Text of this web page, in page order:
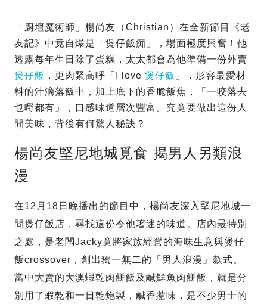
「廚壇魔術師」楊尚友（Christian）在全新節目《老
友記》中竟自爆是「煲仔飯痴」，場面極度興奮！他
透露每年生日除了蛋糕，太太都會為他準備一份外賣
煲仔飯 ，更肉緊高呼「I love 煲仔飯 」，形容最愛材
料的汁滴落飯中，加上底下的香脆飯焦，「一咬落去
乜嘢都有」，口感味道層次豐富。究竟要做出這份人
間美味，背後有何驚人秘訣？
楊尚友堅尼地城覓食 揭男人另類浪
漫
在12月18日晚播出的節目中，楊尚友深入堅尼地城一
間煲仔飯店，尋找這份令他著迷的味道。店內最特別
之處，是老闆Jacky竟將家族經營的海味生意與煲仔
飯crossover，創出獨一無二的「男人浪漫」款式。
當中大賣的大澳蝦乾肉餅飯及鹹鮮魚肉餅飯，就是分
別用了蝦乾和一日乾炮製，鹹香惹味，是不少男士的